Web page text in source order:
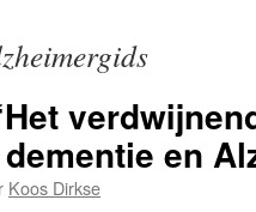
en
Koos Dirkse